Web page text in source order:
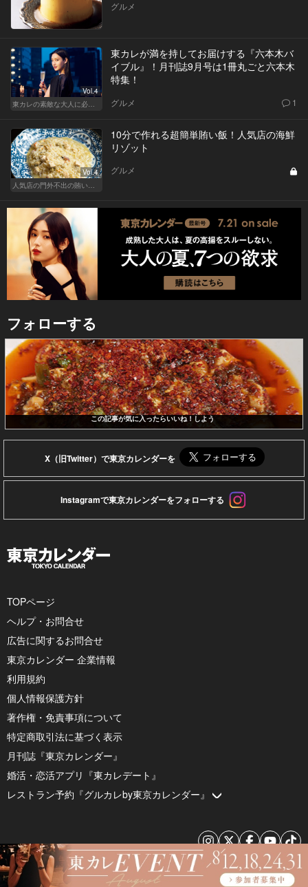
グルメ
Vol.4
東カレの素敵な大人に必要なこと
東カレが満を持してお届けする『六本木バ
イブル』！月刊誌9月号は1冊丸ごと六本木
特集！
グルメ 1
Vol.4
人気店の門外不出の賄いレシピ
10分で作れる超簡単賄い飯！人気店の海鮮
リゾット
グルメ
フォローする
この記事が気に入ったらいいね！しよう
X（旧Twitter）で東京カレンダーを
Instagramで東京カレンダーをフォローする
TOPページ
ヘルプ・お問合せ
広告に関するお問合せ
東京カレンダー 企業情報
利用規約
個人情報保護方針
著作権・免責事項について
特定商取引法に基づく表示
月刊誌『東京カレンダー』
婚活・恋活アプリ『東カレデート』
レストラン予約『グルカレby東京カレンダー』
© 2026 by Tokyo Calendar, Inc.